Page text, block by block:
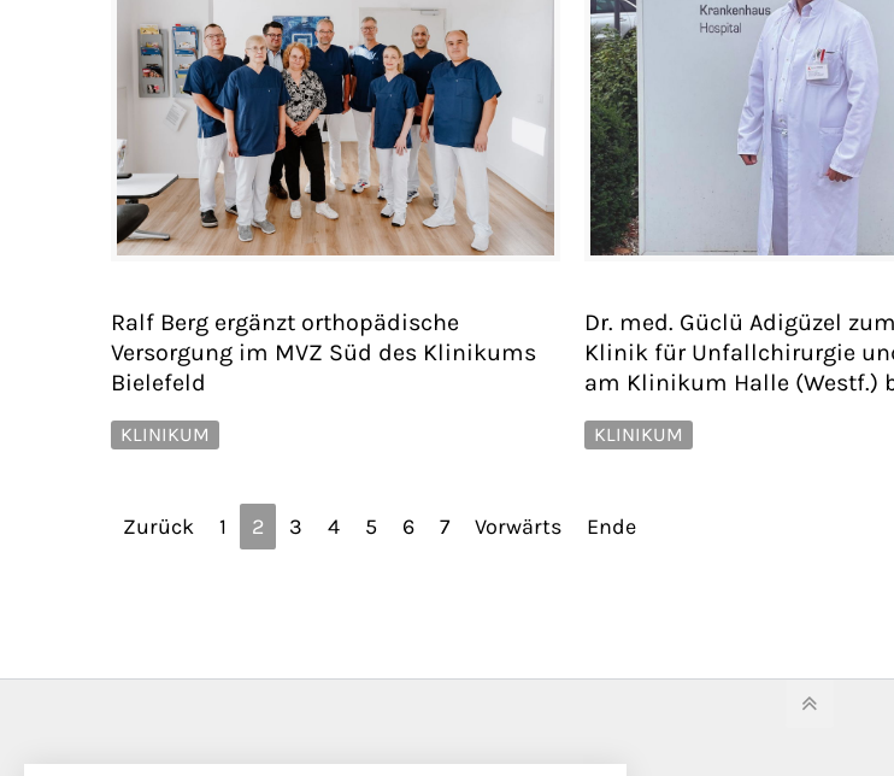
Ralf Berg ergänzt orthopädische
Versorgung im MVZ Süd des Klinikums
Bielefeld
KLINIKUM
Dr. med. Güclü Adigüzel
Klinik für Unfallchirurgie
am Klinikum Halle (Westf.)
KLINIKUM
Zurück 1 2 3 4 5 6 7 Vorwärts Ende